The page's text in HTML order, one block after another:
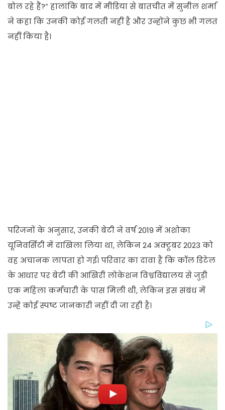
बोल रहे हैं?” हालांकि बाद में मीडिया से बातचीत में सुनील शर्मा
ने कहा कि उनकी कोई गलती नहीं है और उन्होंने कुछ भी गलत
नहीं किया है।
परिजनों के अनुसार, उनकी बेटी ने वर्ष 2019 में अशोका
यूनिवर्सिटी में दाखिला लिया था, लेकिन 24 अक्टूबर 2023 को
वह अचानक लापता हो गई। परिवार का दावा है कि कॉल डिटेल
के आधार पर बेटी की आखिरी लोकेशन विश्वविद्यालय से जुड़ी
एक महिला कर्मचारी के पास मिली थी, लेकिन इस संबंध में
उन्हें कोई स्पष्ट जानकारी नहीं दी जा रही है।